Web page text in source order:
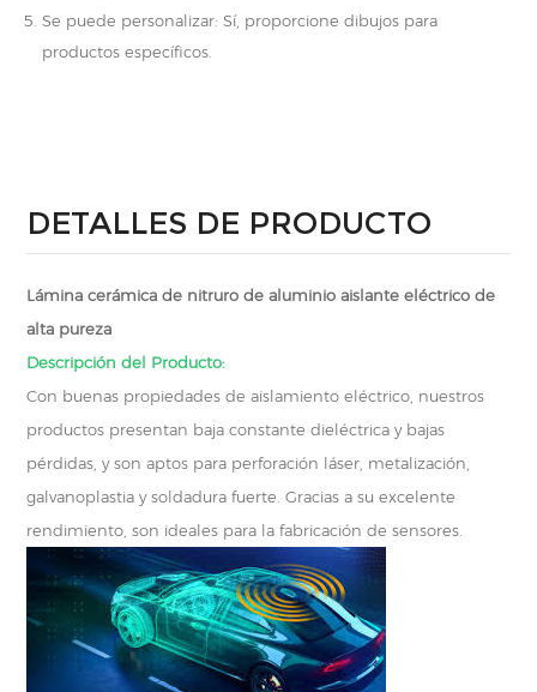
Se puede personalizar: Sí, proporcione dibujos para
productos específicos.
DETALLES DE PRODUCTO
Lámina cerámica de nitruro de aluminio aislante eléctrico de
alta pureza
Descripción del Producto:
Con buenas propiedades de aislamiento eléctrico, nuestros
productos presentan baja constante dieléctrica y bajas
pérdidas, y son aptos para perforación láser, metalización,
galvanoplastia y soldadura fuerte. Gracias a su excelente
rendimiento, son ideales para la fabricación de sensores.